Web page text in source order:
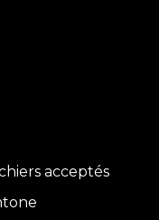
acceptés